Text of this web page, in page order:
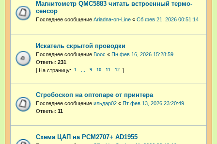
Магнитометр QMC5883 читать встроенный термо-
сенсор
Последнее сообщение Ariadna-on-Line « Сб фев 21, 2026 00:51:14
Искатель скрытой проводки
Последнее сообщение Booc « Пн фев 16, 2026 15:28:59
Ответы: 231
1 9 10 11 12
Стробоскоп на оптопаре от принтера
Последнее сообщение ильдар02 « Пт фев 13, 2026 23:20:49
Ответы: 11
Схема ЦАП на PCM2707+ AD1955